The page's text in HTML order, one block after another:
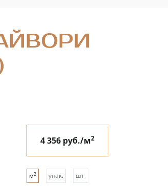
4 356 руб./м2
м2 упак. шт.